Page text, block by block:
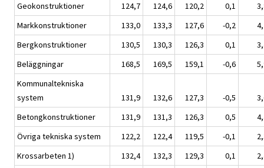
Geokonstruktioner
124,7 124,6 120,2 0,1
Markkonstruktioner
133,0 133,3 127,6 -0,2
Bergkonstruktioner
130,5 130,3 126,3 0,1
Beläggningar
168,5 169,5 159,1 -0,6
Kommunaltekniska
system
131,9 132,6 127,3 -0,5
Betongkonstruktioner
131,9 131,3 126,3 0,5
Övriga tekniska system
122,2 122,4 119,5 -0,1
Krossarbeten 1)
132,4 132,3 129,3 0,1